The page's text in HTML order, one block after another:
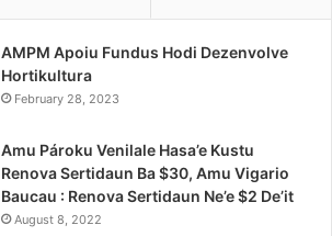
AMPM Apoiu Fundus Hodi Dezenvolve
Hortikultura
February 28, 2023
Amu Pároku Venilale Hasa’e Kustu
Renova Sertidaun Ba $30, Amu Vigario
Baucau : Renova Sertidaun Ne’e $2 De’it
August 8, 2022